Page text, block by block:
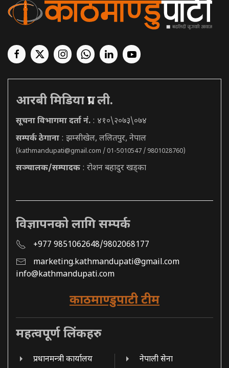
आरबी मिडिया प्रा. ली.
सूचना विभागमा दर्ता नं. : ४१०\२०७३\०७४
सम्पर्क ठेगाना : झम्सीखेल, ललितपुर, नेपाल
(kathmandupati@gmail.com / 01-5010547 / 9801028760)
सञ्चालक/सम्पादक : रोशन बहादुर खड्का
विज्ञापनको लागि सम्पर्क
+977 9851062648/9802068177
marketing.kathmandupati@gmail.com
info@kathmandupati.com
काठमाण्डुपाटी टीम
महत्वपूर्ण लिंकहरु
प्रधानमन्त्री कार्यालय नेपाली सेना